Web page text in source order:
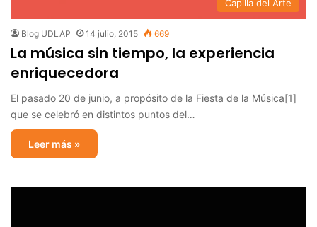
Capilla del Arte
Blog UDLAP 14 julio, 2015 669
La música sin tiempo, la experiencia
enriquecedora
El pasado 20 de junio, a propósito de la Fiesta de la Música[1]
que se celebró en distintos puntos del…
Leer más »